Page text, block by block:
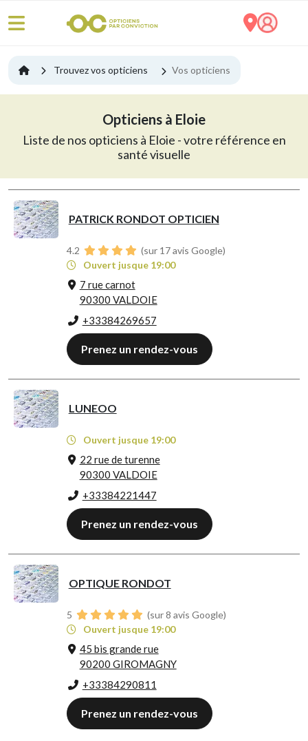
Trouvez vos opticiens Vos opticiens
Opticiens à Eloie
Liste de nos opticiens à Eloie - votre référence en
santé visuelle
PATRICK RONDOT OPTICIEN
4.2
(sur 17 avis Google)
Ouvert jusque 19:00
7 rue carnot
90300 VALDOIE
+33384269657
Prenez un rendez-vous
LUNEOO
Ouvert jusque 19:00
22 rue de turenne
90300 VALDOIE
+33384221447
Prenez un rendez-vous
OPTIQUE RONDOT
5
(sur 8 avis Google)
Ouvert jusque 19:00
45 bis grande rue
90200 GIROMAGNY
+33384290811
Prenez un rendez-vous